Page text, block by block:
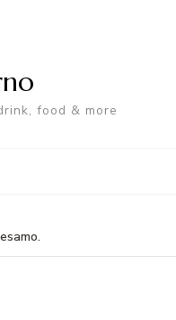
food & more